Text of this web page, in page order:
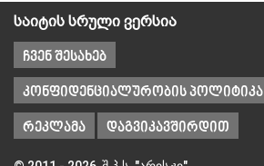
საიტის სრული ვერსია
ჩვენ შესახებ
კონფიდენციალურობის პოლიტიკა
რეკლამა დაგვიკავშირდით